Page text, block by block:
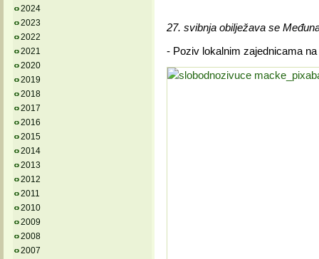
2024
2023
2022
2021
2020
2019
2018
2017
2016
2015
2014
2013
2012
2011
2010
2009
2008
2007
27. svibnja obilježava se
- Poziv lokalnim zajednicama